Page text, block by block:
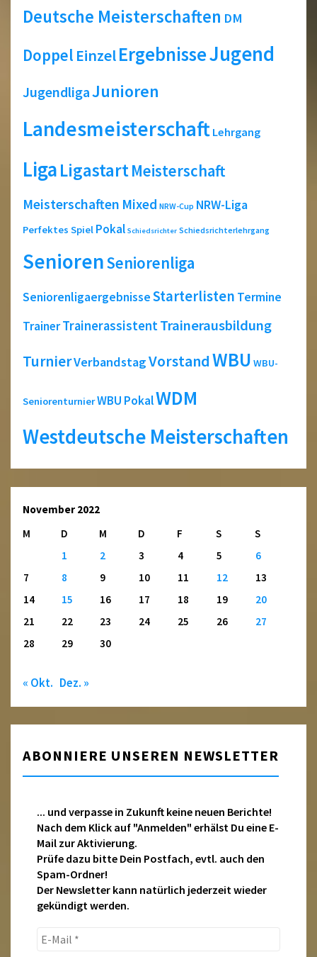
Deutsche Meisterschaften DM
Doppel EinzelErgebnisseJugend
JugendligaJunioren
Landesmeisterschaft Lehrgang
LigaLigastartMeisterschaft
Meisterschaften Mixed NRW-Cup NRW-Liga
Perfektes Spiel Pokal Schiedsrichter Schiedsrichterlehrgang
SeniorenSeniorenliga
SeniorenligaergebnisseStarterlisten Termine
TrainerTrainerassistentTrainerausbildung
TurnierVerbandstagVorstandWBU WBU-
SeniorenturnierWBU PokalWDM
Westdeutsche Meisterschaften
November 2022
M
D M D F S
S
1
2 3 4 5
6
7
8 9 10 11 12
13
14
15 16 17 18 19
20
21
22 23 24 25 26
27
28
29 30
« Okt. Dez. »
ABONNIERE UNSEREN NEWSLETTER
... und verpasse in Zukunft keine neuen Berichte!
Nach dem Klick auf "Anmelden" erhälst Du eine E-
Mail zur Aktivierung.
Prüfe dazu bitte Dein Postfach, evtl. auch den
Spam-Ordner!
Der Newsletter kann natürlich jederzeit wieder
gekündigt werden.
E-